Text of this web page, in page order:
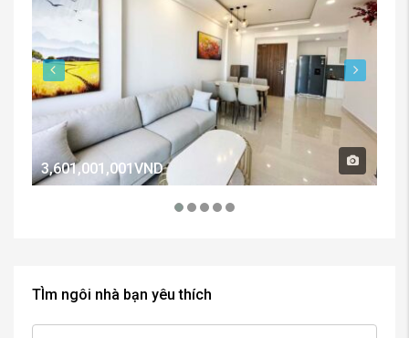
3,601,001,001VND
TÌm ngôi nhà bạn yêu thích